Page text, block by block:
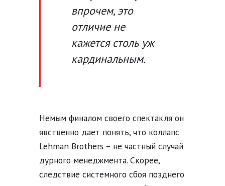
впрочем, это
отличие не
кажется столь уж
кардинальным.
Немым финалом своего спектакля он
явственно дает понять, что коллапс
Lehman Brothers – не частный случай
дурного менеджмента. Скорее,
следствие системного сбоя позднего